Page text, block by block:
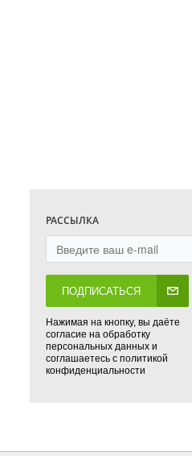
РАССЫЛКА
ПОДПИСАТЬСЯ
Нажимая на кнопку, вы даёте
согласие на обработку
персональных данных и
соглашаетесь с политикой
конфиденциальности